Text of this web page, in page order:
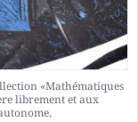
«Mathématiques
librement et aux